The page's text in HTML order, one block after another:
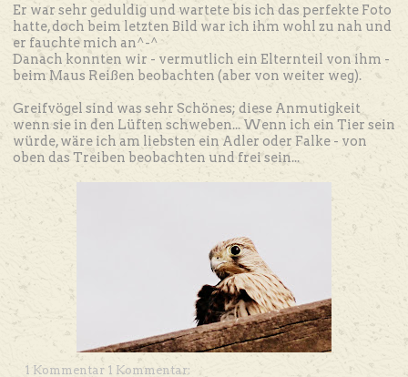
Er war sehr geduldig und wartete bis ich das perfekte Foto
hatte, doch beim letzten Bild war ich ihm wohl zu nah und
er fauchte mich an^-^
Danach konnten wir - vermutlich ein Elternteil von ihm -
beim Maus Reißen beobachten (aber von weiter weg).
Greifvögel sind was sehr Schönes; diese Anmutigkeit
wenn sie in den Lüften schweben... Wenn ich ein Tier sein
würde, wäre ich am liebsten ein Adler oder Falke - von
oben das Treiben beobachten und frei sein...
1 Kommentar 1 Kommentar: